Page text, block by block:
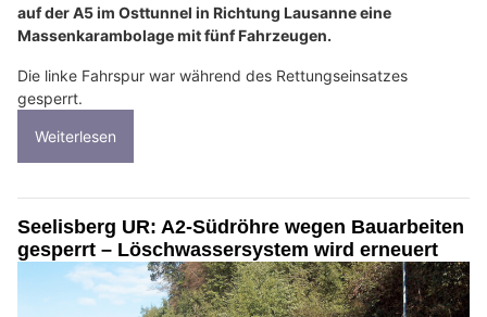
auf der A5 im Osttunnel in Richtung Lausanne eine
Massenkarambolage mit fünf Fahrzeugen.
Die linke Fahrspur war während des Rettungseinsatzes
gesperrt.
Weiterlesen
Seelisberg UR: A2-Südröhre wegen Bauarbeiten
gesperrt – Löschwassersystem wird erneuert